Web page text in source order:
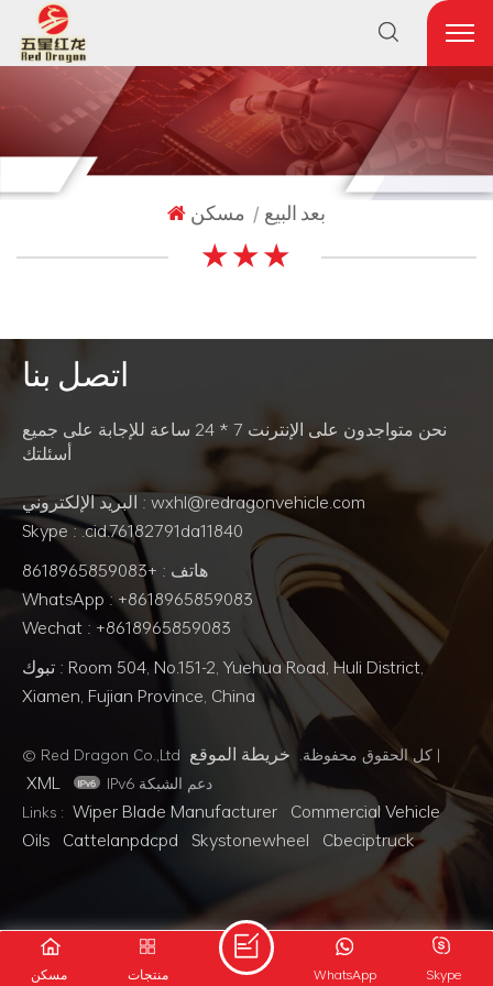
مسكن | بعد البيع
★ ★ ★
اتصل بنا
نحن متواجدون على الإنترنت 7 * 24 ساعة للإجابة على جميع
أسئلتك
البريد الإلكتروني : wxhl@redragonvehicle.com
Skype : .cid.76182791da11840
هاتف : +8618965859083
WhatsApp : +8618965859083
Wechat : +8618965859083
تبوك : Room 504, No.151-2, Yuehua Road, Huli District,
Xiamen, Fujian Province, China
© Red Dragon Co.,Ltd كل الحقوق محفوظة. خريطة الموقع |
XML
IPv6 دعم الشبكة
Links : Wiper Blade Manufacturer Commercial Vehicle
Oils Cattelanpdcpd Skystonewheel Cbeciptruck
مسكن منتجات Skype
WhatsApp